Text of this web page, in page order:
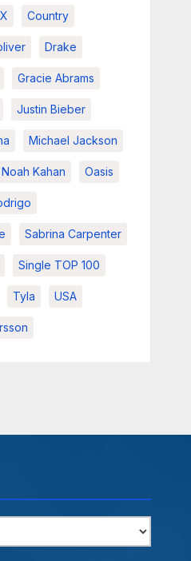
Country
Drake
Gracie Abrams
Justin Bieber
Michael Jackson
Noah Kahan Oasis
Sabrina Carpenter
Single TOP 100
Tyla USA